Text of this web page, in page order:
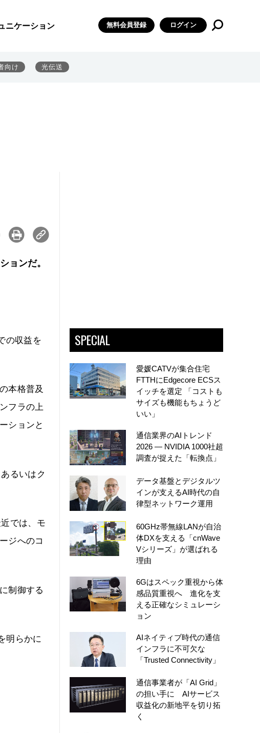
ニケーション 無料会員登録 ログイン
向け 光伝送
ョンだ。
の収益を
本格普及
フラの上
ションと
るいはク
では、モ
ジへのコ
制御する
明らかに
SPECIAL
愛媛CATVが集合住宅
FTTHにEdgecore ECSス
イッチを選定 「コストも
サイズも機能もちょうど
いい」
通信業界のAIトレンド
2026 ― NVIDIA 1000社超
調査が捉えた「転換点」
データ基盤とデジタルツ
インが支えるAI時代の自
律型ネットワーク運用
60GHz帯無線LANが自治
体DXを支える「cnWave
Vシリーズ」が選ばれる
理由
6Gはスペック重視から体
感品質重視へ 進化を支
える正確なシミュレーシ
ョン
AIネイティブ時代の通信
インフラに不可欠な
「Trusted Connectivity」
通信事業者が「AI Grid」
の担い手に AIサービス
収益化の新地平を切り拓
く